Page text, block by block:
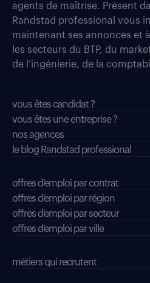
agents de maîtrise. Présent
Randstad professional vous
maintenant ses annonces et
les secteurs du BTP, du
de l’ingénierie, de la
vous êtes candidat ?
vous êtes une entreprise ?
nos agences
le blog Randstad professional
offres d'emploi par contrat
offres d'emploi par région
offres d'emploi par secteur
offres d’emploi par ville
métiers qui recrutent